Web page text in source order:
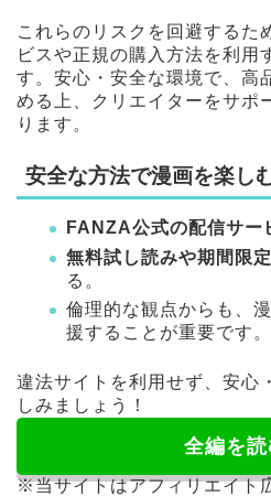
これらのリスクを回避するた
ビスや正規の購入方法を利用
す。安心・安全な環境で、高
める上、クリエイターをサポ
ります。
安全な方法で漫画を楽し
FANZA公式の配信サー
無料試し読みや期間限
る。
倫理的な観点からも、
援することが重要です。
違法サイトを利用せず、安心
しみましょう！
全編を読
※当サイトはアフィリエイト